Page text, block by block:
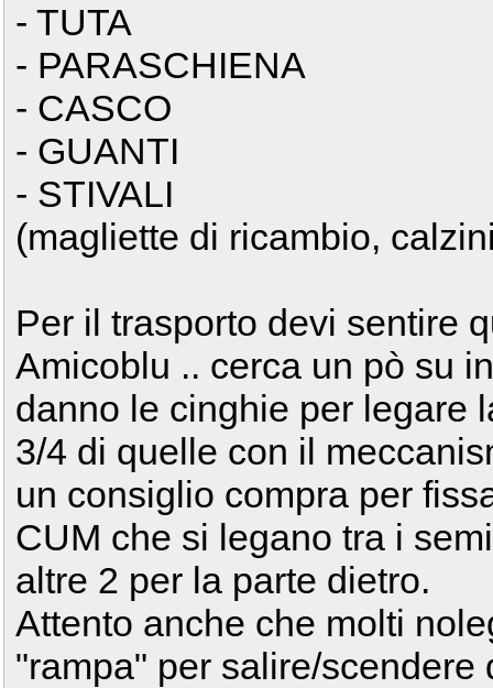
- TUTA
- PARASCHIENA
- CASCO
- GUANTI
- STIVALI
(magliette di ricambio,
Per il trasporto devi sentire
Amicoblu .. cerca un pò su
danno le cinghie per legare
3/4 di quelle con il
un consiglio compra per
CUM che si legano tra i
altre 2 per la parte dietro.
Attento anche che molti
"rampa" per salire/scendere